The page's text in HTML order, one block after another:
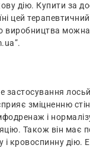
дію. Купити за
цей
виробництва
застосування
зміцненню
і
Також він має
і кровоспинну дію.